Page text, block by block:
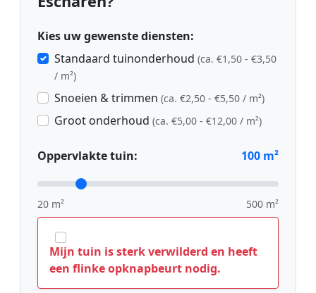
Kies uw gewenste diensten:
Standaard tuinonderhoud (ca. €1,50 - €3,50
/ m²)
Snoeien & trimmen (ca. €2,50 - €5,50 / m²)
Groot onderhoud (ca. €5,00 - €12,00 / m²)
Oppervlakte tuin: 100 m²
20 m² 500 m²
Mijn tuin is sterk verwilderd en heeft
een flinke opknapbeurt nodig.